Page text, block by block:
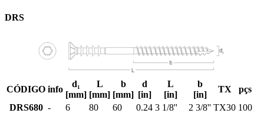
DRS
CÓDIGO info
d₁
[mm]
L
[mm]
b
[mm]
d
[in]
L
[in]
b
[in]
TX
pçs
DRS680 - 6 80 60 0.24 3 1/8'' 2 3/8'' TX30 100